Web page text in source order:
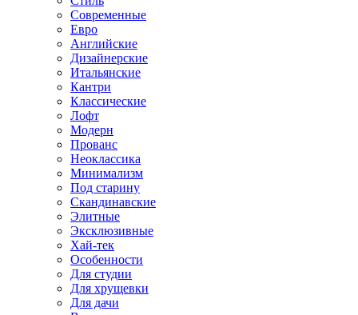
Современные
Евро
Английские
Дизайнерские
Итальянские
Кантри
Классические
Лофт
Модерн
Прованс
Неоклассика
Минимализм
Под старину
Скандинавские
Элитные
Эксклюзивные
Хай-тек
Особенности
Для студии
Для хрущевки
Для дачи